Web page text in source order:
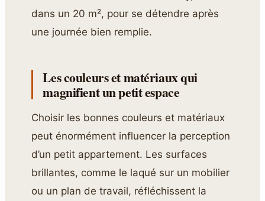
dans un 20 m², pour se détendre après
une journée bien remplie.
Les couleurs et matériaux qui
magnifient un petit espace
Choisir les bonnes couleurs et matériaux
peut énormément influencer la perception
d’un petit appartement. Les surfaces
brillantes, comme le laqué sur un mobilier
ou un plan de travail, réfléchissent la